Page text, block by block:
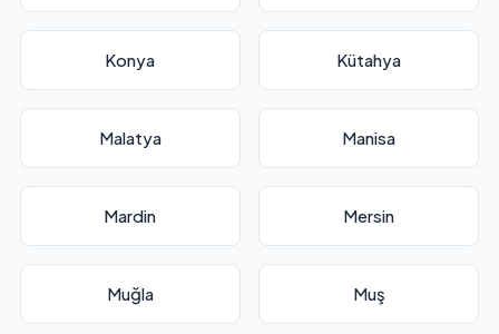
Konya Kütahya
Malatya Manisa
Mardin Mersin
Muğla Muş